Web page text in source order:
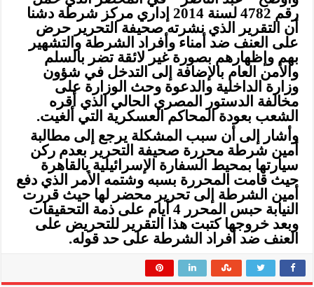
رقم 4782 لسنة 2014 إداري مركز شرطة دشنا
أن التقرير الذي نشرته صحيفة التحرير حرض
على العنف ضد أمناء وأفراد الشرطة والتشهير
بهم وإظهارهم بصورة غير لائقة تضر بالسلم
والأمن العام بالإضافة إلى التدخل في شؤون
وزارة الداخلية والدعوة وحث الوزارة على
مخالفة الدستور المصري الحالي الذي أقره
الشعب بعودة المحاكم العسكرية التي ألغيت.
وأشار إلى أن سبب المشكلة يرجع إلى مطالبة
أمين شرطة محررة صحيفة التحرير بعدم ركن
سيارتها بمحيط السفارة الإسرائيلية بالقاهرة
حيث قامت المحررة بسبه وشتمه الأمر الذي دفع
أمين الشرطة إلى تحرير محضر لها حيث قررت
النيابة حبس المحرر 4 أيام على ذمة التحقيقات
وبعد خروجها كتبت هذا التقرير للتحريض على
العنف ضد أفراد الشرطة على حد قوله.